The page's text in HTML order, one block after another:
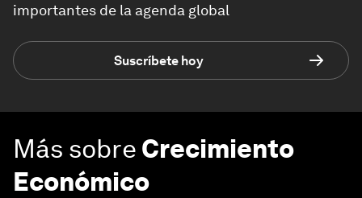
importantes de la agenda global
Suscríbete hoy
Más sobre Crecimiento
Económico